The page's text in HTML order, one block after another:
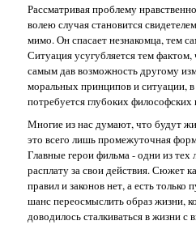
Рассматривая проблему
волею случая становится
мимо. Он спасает незнакомца, тем
Ситуация усугубляется тем
самым дав возможность другому
моральных принципов и ситуации,
потребуется глубоких
Многие из нас думают, что будут
это всего лишь промежуточная
Главные герои фильма - одни из
расплату за свои действия. Сюжет
правил и законов нет, а есть
шанс переосмыслить образ жизни,
доводилось сталкиваться в жизни